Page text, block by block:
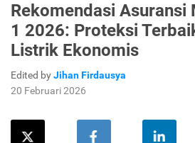
Rekomendasi Asuransi
1 2026: Proteksi
Listrik Ekonomis
Edited byJihan Firdausya
20 Februari 2026